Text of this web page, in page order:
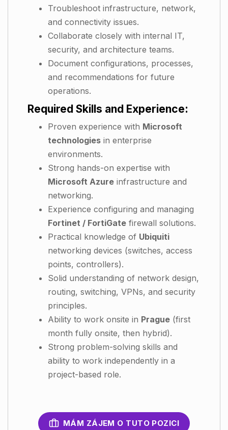
Troubleshoot infrastructure, network,
and connectivity issues.
Collaborate closely with internal IT,
security, and architecture teams.
Document configurations, processes,
and recommendations for future
operations.
Required Skills and Experience:
Proven experience with Microsoft
technologiesin enterprise
environments.
Strong hands-on expertise with
Microsoft Azureinfrastructure and
networking.
Experience configuring and managing
Fortinet / FortiGatefirewall solutions.
Practical knowledge of Ubiquiti
networking devices (switches, access
points, controllers).
Solid understanding of network design,
routing, switching, VPNs, and security
principles.
Ability to work onsite in Prague(first
month fully onsite, then hybrid).
Strong problem-solving skills and
ability to work independently in a
project-based role.
MÁM ZÁJEM O TUTO POZICI